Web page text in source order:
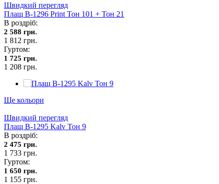
Швидкий перегляд
Плащ В-1296 Print Тон 101 + Тон 21
В роздріб:
2 588 грн.
1 812 грн.
Гуртом:
1 725 грн.
1 208 грн.
Ще кольори
Швидкий перегляд
Плащ В-1295 Kalv Тон 9
В роздріб:
2 475 грн.
1 733 грн.
Гуртом:
1 650 грн.
1 155 грн.